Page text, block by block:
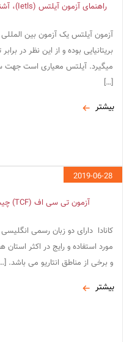
راهنمای آزمون آیلتس (Ietls)، آشنایی با جزئیات و انواع آزمون آیلتس
آزمون آیلتس یک آزمون بین
بریتانیایی بوده و از این نظر در
میگیرد. آیلتس معیاری است
[…]
بیشتر
2019-06-28
آزمون تی سی اف (TCF) چیست؟ مدرک زبان فرانسه TCF
کانادا دارای دو زبان رسمی
مورد استفاده و رایج در اکثر
و برخی از مناطق انتاریو می باشد.
بیشتر